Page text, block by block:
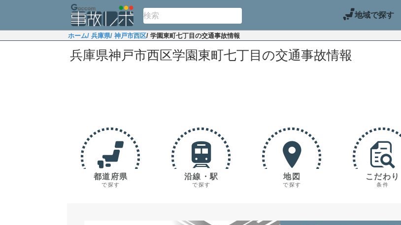
地域で探す
ホーム/ 兵庫県/ 神戸市西区/ 学園東町七丁目の交通事故情報
兵庫県神戸市西区学園東町七丁目の交通事故情報
都道府県
で探す
沿線・駅
で探す
地図
で探す
こだわり
条件